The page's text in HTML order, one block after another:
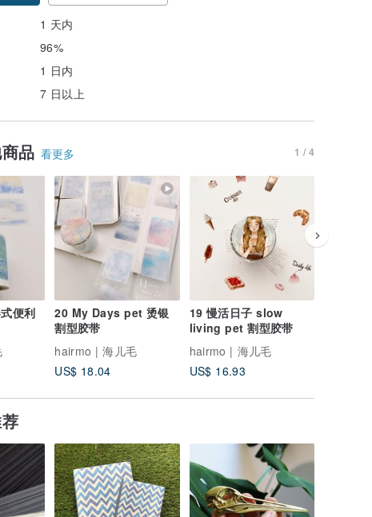
1 天内
96%
1 日内
7 日以上
品 看更多 1 / 4
便利
20 My Days pet 烫银
割型胶带
hairmo | 海儿毛
US$ 18.04
19 慢活日子 slow
living pet 割型胶带
hairmo | 海儿毛
US$ 16.93